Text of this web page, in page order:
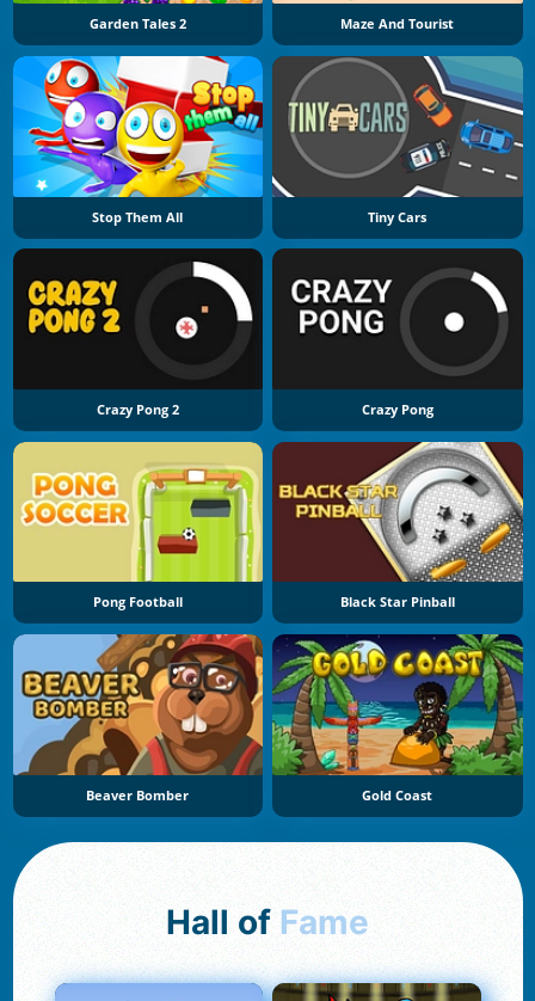
Garden Tales 2 Maze And Tourist
Stop Them All Tiny Cars
Crazy Pong 2 Crazy Pong
Pong Football Black Star Pinball
Beaver Bomber Gold Coast
Hall of Fame